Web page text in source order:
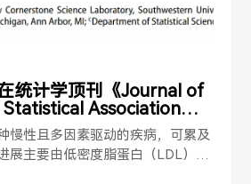
统计学顶刊《Journal of
Association》
慢性且多因素驱动的疾病，可累及
展主要由低密度脂蛋白（LDL）胆